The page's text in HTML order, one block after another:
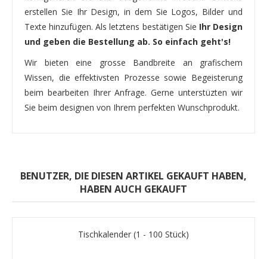
erstellen Sie Ihr Design, in dem Sie Logos, Bilder und
Texte hinzufügen. Als letztens bestätigen Sie Ihr Design
und geben die Bestellung ab. So einfach geht's!
Wir bieten eine grosse Bandbreite an grafischem
Wissen, die effektivsten Prozesse sowie Begeisterung
beim bearbeiten Ihrer Anfrage. Gerne unterstüzten wir
Sie beim designen von Ihrem perfekten Wunschprodukt.
BENUTZER, DIE DIESEN ARTIKEL GEKAUFT HABEN,
HABEN AUCH GEKAUFT
Tischkalender (1 - 100 Stück)